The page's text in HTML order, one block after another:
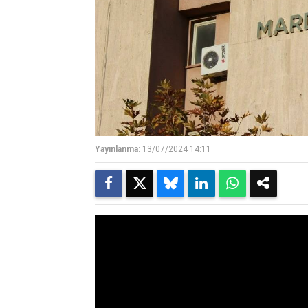
Yayınlanma: 13/07/2024 14:11